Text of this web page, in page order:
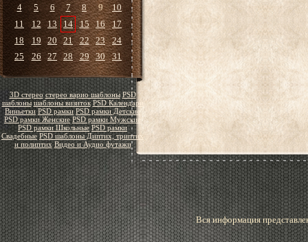
4
5 6 7 8 9
10
11
12 13 14 15 16
17
18
19 20 21 22 23
24
25
26 27 28 29 30 31
3D стерео стерео варио шаблоны PSD
шаблоны шаблоны визиток PSD Календари
Виньетки PSD рамки PSD рамки Детские
PSD рамки Женские PSD рамки Мужские
PSD рамки Школьные PSD рамки
Свадебные PSD шаблоны Диптих, триптих
и полиптих Видео и Аудио футажи
Вся информация